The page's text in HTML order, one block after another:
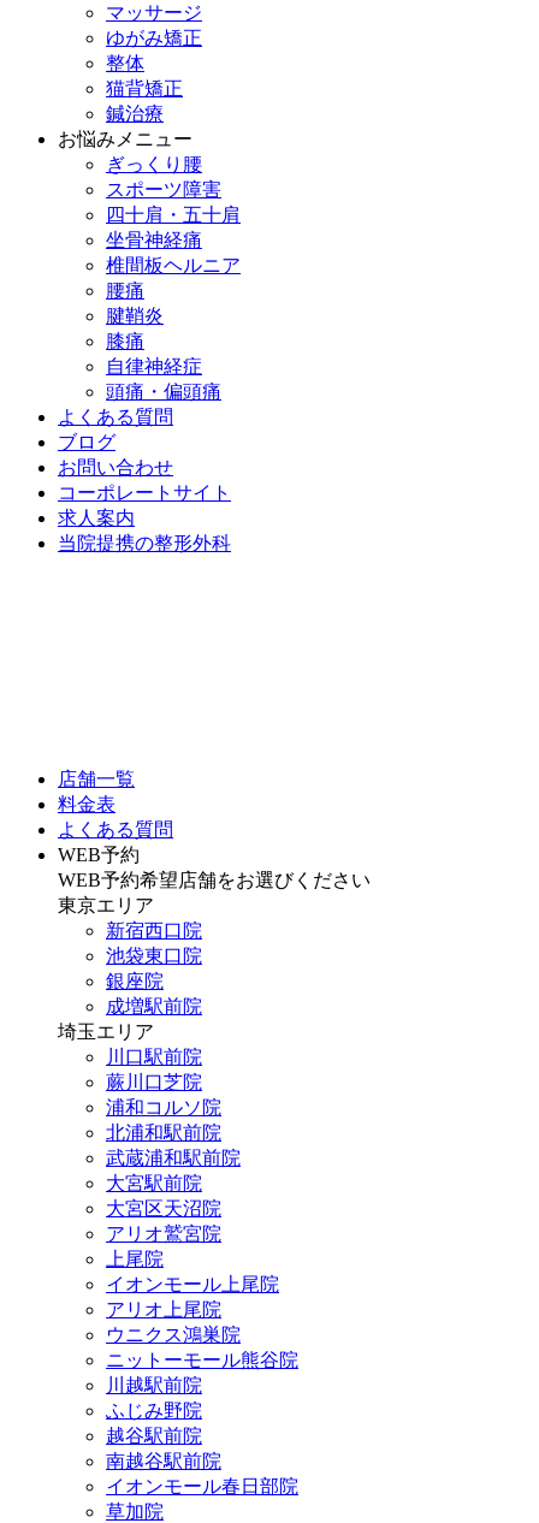
マッサージ
ゆがみ矯正
整体
猫背矯正
鍼治療
お悩みメニュー
ぎっくり腰
スポーツ障害
四十肩・五十肩
坐骨神経痛
椎間板ヘルニア
腰痛
腱鞘炎
膝痛
自律神経症
頭痛・偏頭痛
よくある質問
ブログ
お問い合わせ
コーポレートサイト
求人案内
当院提携の整形外科
店舗一覧
料金表
よくある質問
WEB予約
WEB予約希望店舗をお選びください
東京エリア
新宿西口院
池袋東口院
銀座院
成増駅前院
埼玉エリア
川口駅前院
蕨川口芝院
浦和コルソ院
北浦和駅前院
武蔵浦和駅前院
大宮駅前院
大宮区天沼院
アリオ鷲宮院
上尾院
イオンモール上尾院
アリオ上尾院
ウニクス鴻巣院
ニットーモール熊谷院
川越駅前院
ふじみ野院
越谷駅前院
南越谷駅前院
イオンモール春日部院
草加院